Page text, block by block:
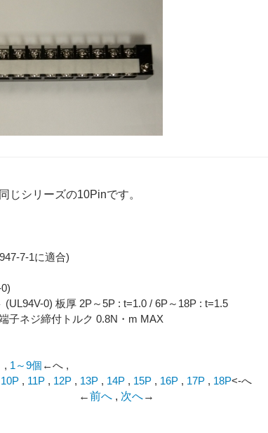
じシリーズの10Pinです。
7-1に適合)
0) 板厚 2P～5P : t=1.0 / 6P～18P : t=1.5
子ネジ締付トルク 0.8N・m MAX
, 1～9個 ←へ ,
10P , 11P , 12P , 13P , 14P , 15P , 16P , 17P , 18P<-へ
←前へ , 次へ→